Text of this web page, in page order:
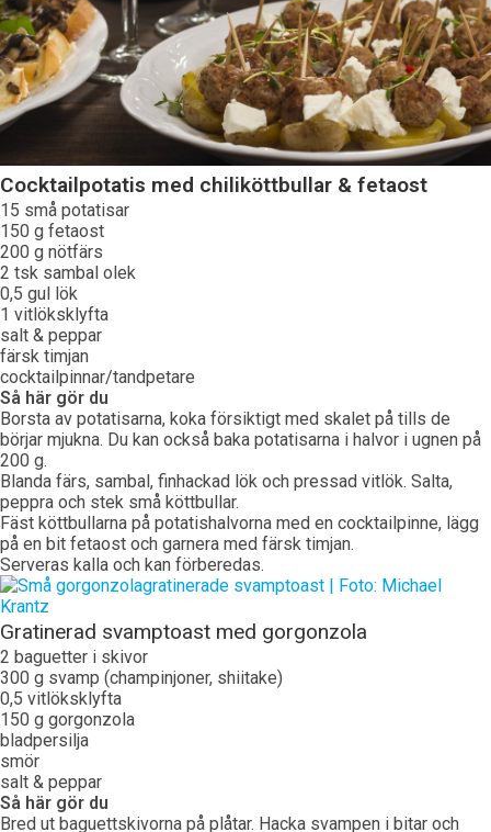
Cocktailpotatis med chiliköttbullar & fetaost
15 små potatisar
150 g fetaost
200 g nötfärs
2 tsk sambal olek
0,5 gul lök
1 vitlöksklyfta
salt & peppar
färsk timjan
cocktailpinnar/tandpetare
Så här gör du
Borsta av potatisarna, koka försiktigt med skalet på tills de
börjar mjukna. Du kan också baka potatisarna i halvor i ugnen på
200 g.
Blanda färs, sambal, finhackad lök och pressad vitlök. Salta,
peppra och stek små köttbullar.
Fäst köttbullarna på potatishalvorna med en cocktailpinne, lägg
på en bit fetaost och garnera med färsk timjan.
Serveras kalla och kan förberedas.
Gratinerad svamptoast med gorgonzola
2 baguetter i skivor
300 g svamp (champinjoner, shiitake)
0,5 vitlöksklyfta
150 g gorgonzola
bladpersilja
smör
salt & peppar
Så här gör du
Bred ut baguettskivorna på plåtar. Hacka svampen i bitar och